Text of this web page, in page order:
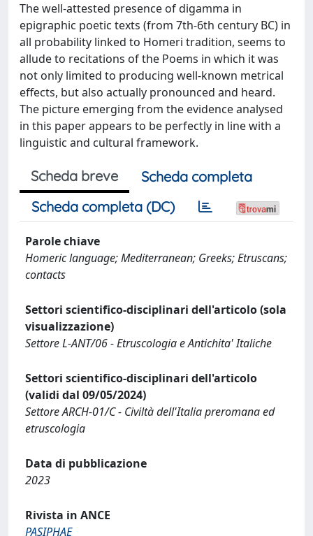
The well-attested presence of digamma in
epigraphic poetic texts (from 7th-6th century BC) in
all probability linked to Homeri tradition, seems to
allude to recitations of the Poems in which it was
not only limited to producing well-known metrical
effects, but also actually pronounced and heard.
The picture emerging from the evidence analysed
in this paper appears to be perfectly in line with a
linguistic and cultural framework.
Scheda breve
Scheda completa
Scheda completa (DC)
Parole chiave
Homeric language; Mediterranean; Greeks; Etruscans;
contacts
Settori scientifico-disciplinari dell'articolo (sola
visualizzazione)
Settore L-ANT/06 - Etruscologia e Antichita' Italiche
Settori scientifico-disciplinari dell'articolo
(validi dal 09/05/2024)
Settore ARCH-01/C - Civiltà dell'Italia preromana ed
etruscologia
Data di pubblicazione
2023
Rivista in ANCE
PASIPHAE